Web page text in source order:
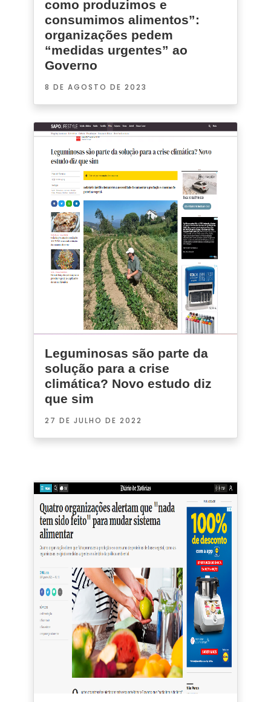
como produzimos e
consumimos alimentos”:
organizações pedem
“medidas urgentes” ao
Governo
8 DE AGOSTO DE 2023
Leguminosas são parte da
solução para a crise
climática? Novo estudo diz
que sim
27 DE JULHO DE 2022